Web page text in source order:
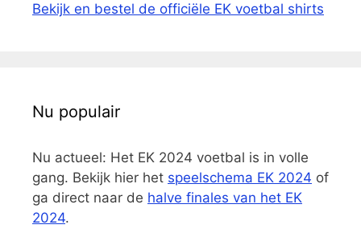
Bekijk en bestel de officiële EK voetbal shirts
Nu populair
Nu actueel: Het EK 2024 voetbal is in volle
gang. Bekijk hier het speelschema EK 2024 of
ga direct naar de halve finales van het EK
2024.